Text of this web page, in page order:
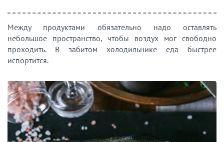
Между продуктами обязательно надо оставлять
небольшое пространство, чтобы воздух мог свободно
проходить. В забитом холодильнике еда быстрее
испортится.